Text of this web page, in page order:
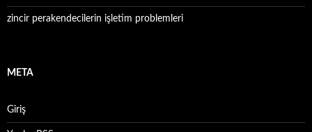
zincir perakendecilerin işletim problemleri
META
Giriş